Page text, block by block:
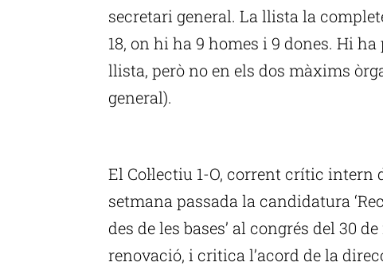
secretari general. La llista la
18, on hi ha 9 homes i 9 dones. Hi
llista, però no en els dos màxims
general).
El Col·lectiu 1-O, corrent crític intern
setmana passada la candidatura
des de les bases’ al congrés del 30
renovació, i critica l’acord de la